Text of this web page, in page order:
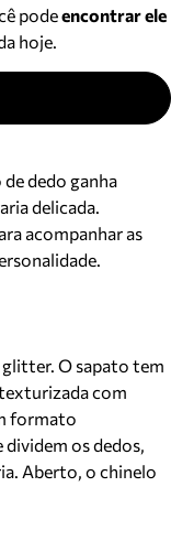
podeencontrar ele
hoje.
dedo ganha
delicada.
acompanhar as
O sapato tem
com
formato
os dedos,
Aberto, o chinelo